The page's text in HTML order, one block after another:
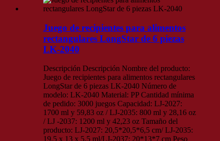
Juego de recipientes para alimentos
rectangulares LongStar de 6 piezas
LK-2040
Descripción Descripción Nombre del producto:
Juego de recipientes para alimentos rectangulares
LongStar de 6 piezas LK-2040 Número de
modelo: LK-2040 Material: PP Cantidad mínima
de pedido: 3000 juegos Capacidad: LJ-2027:
1700 ml y 59,83 oz / LJ-2035: 800 ml y 28,16 oz
/ LJ -2037: 1200 ml y 42,23 oz Tamaño del
producto: LJ-2027: 20,5*20,5*6,5 cm/ LJ-2035:
19,5 x 13 x 5,5 ml/LJ-2037: 20*13*7 cm Peso